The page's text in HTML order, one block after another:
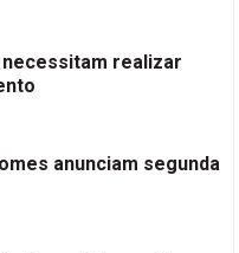
realizar
anunciam segunda